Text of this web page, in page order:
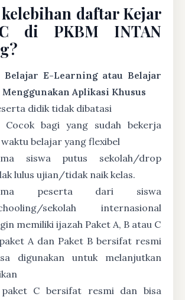
daftar Kejar
di PKBM INTAN
Belajar E-Learning atau Belajar
Aplikasi Khusus
didik tidak dibatasi
Cocok bagi yang sudah bekerja
belajar yang flexibel
siswa putus sekolah/drop
lulus ujian/tidak naik kelas.
peserta dari siswa
sekolah internasional
memiliki ijazah Paket A, B atau C
A dan Paket B bersifat resmi
digunakan untuk melanjutkan
C bersifat resmi dan bisa